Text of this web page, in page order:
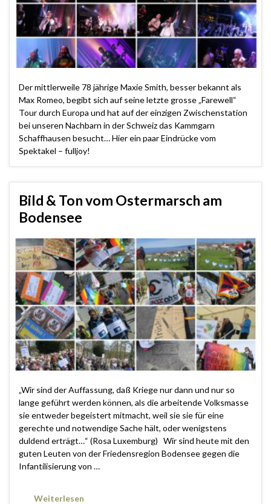
Der mittlerweile 78 jährige Maxie Smith, besser bekannt als
Max Romeo, begibt sich auf seine letzte grosse „Farewell“
Tour durch Europa und hat auf der einzigen Zwischenstation
bei unseren Nachbarn in der Schweiz das Kammgarn
Schaffhausen besucht… Hier ein paar Eindrücke vom
Spektakel – fulljoy!
Bild & Ton vom Ostermarsch am
Bodensee
„Wir sind der Auffassung, daß Kriege nur dann und nur so
lange geführt werden können, als die arbeitende Volksmasse
sie entweder begeistert mitmacht, weil sie sie für eine
gerechte und notwendige Sache hält, oder wenigstens
duldend erträgt…“ (Rosa Luxemburg) Wir sind heute mit den
guten Leuten von der Friedensregion Bodensee gegen die
Infantilisierung von …
Weiterlesen